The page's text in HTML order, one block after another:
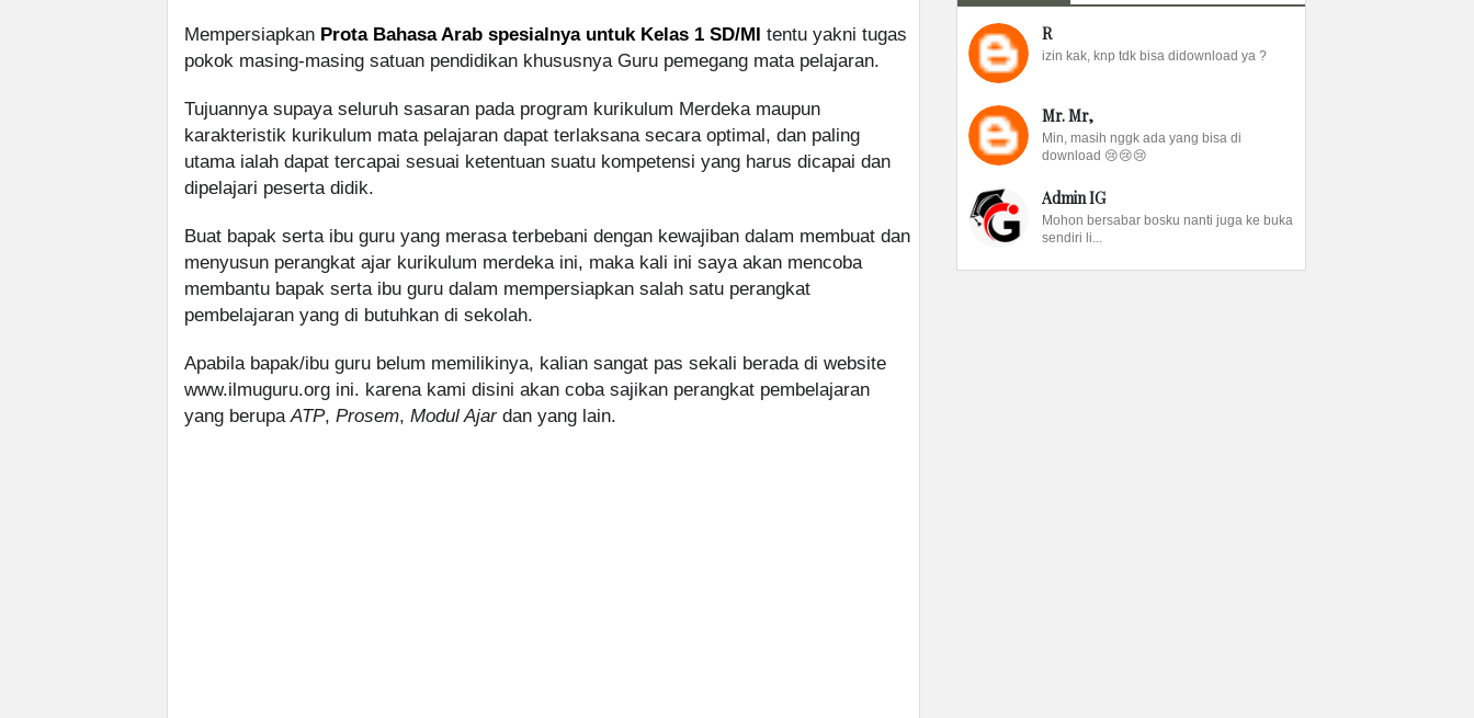
Mempersiapkan Prota Bahasa Arab spesialnya untuk Kelas 1 SD/MI tentu yakni tugas
pokok masing-masing satuan pendidikan khususnya Guru pemegang mata pelajaran.
Tujuannya supaya seluruh sasaran pada program kurikulum Merdeka maupun
karakteristik kurikulum mata pelajaran dapat terlaksana secara optimal, dan paling
utama ialah dapat tercapai sesuai ketentuan suatu kompetensi yang harus dicapai dan
dipelajari peserta didik.
Buat bapak serta ibu guru yang merasa terbebani dengan kewajiban dalam membuat dan
menyusun perangkat ajar kurikulum merdeka ini, maka kali ini saya akan mencoba
membantu bapak serta ibu guru dalam mempersiapkan salah satu perangkat
pembelajaran yang di butuhkan di sekolah.
Apabila bapak/ibu guru belum memilikinya, kalian sangat pas sekali berada di website
www.ilmuguru.org ini. karena kami disini akan coba sajikan perangkat pembelajaran
yang berupaATP, Prosem, Modul Ajardan yang lain.
R
izin kak, knp tdk bisa didownload ya ?
Mr. Mr,
Min, masih nggk ada yang bisa di
download 😢😢😢
Admin IG
Mohon bersabar bosku nanti juga ke buka
sendiri li...